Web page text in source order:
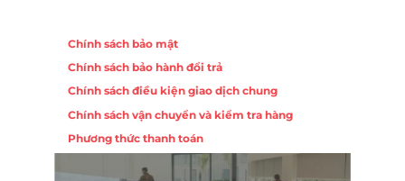
Chính sách bảo mật
Chính sách bảo hành đổi trả
Chính sách điều kiện giao dịch chung
Chính sách vận chuyển và kiểm tra hàng
Phương thức thanh toán